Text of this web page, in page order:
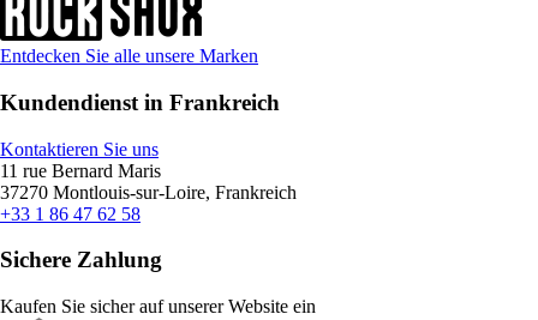
Entdecken Sie alle unsere Marken
Kundendienst in Frankreich
Kontaktieren Sie uns
11 rue Bernard Maris
37270 Montlouis-sur-Loire, Frankreich
+33 1 86 47 62 58
Sichere Zahlung
Kaufen Sie sicher auf unserer Website ein